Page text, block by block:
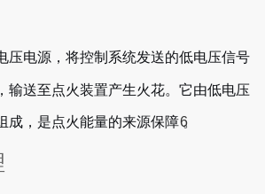
压电源，将控制系统发送的低电压信号
输送至点火装置产生火花。它由低电压
成，是点火能量的来源保障6
。